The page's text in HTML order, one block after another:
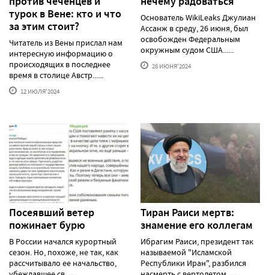
турок в Вене: кто и что
за этим стоит?
Читатель из Вены прислал нам
интересную информацию о
происходящих в последнее
время в столице Австр......
12 ИЮЛЯ'2024
Основатель WikiLeaks Джулиан
Ассанж в среду, 26 июня, был
освобожден Федеральным
окружным судом США......
28 ИЮНЯ'2024
Посеявший ветер
пожинает бурю
В России начался курортный
сезон. Но, похоже, не так, как
рассчитывало ее начальство,
Тиран Раиси мертв:
знамение его коллегам
Ибрагим Раиси, президент так
называемой "Исламской
Республики Иран", разбился